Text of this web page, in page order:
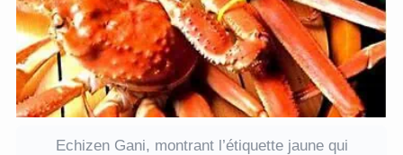
Echizen Gani, montrant l’étiquette jaune qui